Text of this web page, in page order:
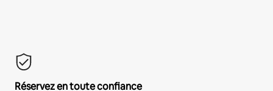
Réservez en toute confiance